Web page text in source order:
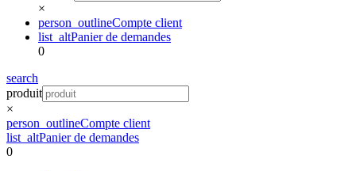
×
person_outlineCompte client
list_altPanier de demandes
0
search
produit
×
person_outlineCompte client
list_altPanier de demandes
0